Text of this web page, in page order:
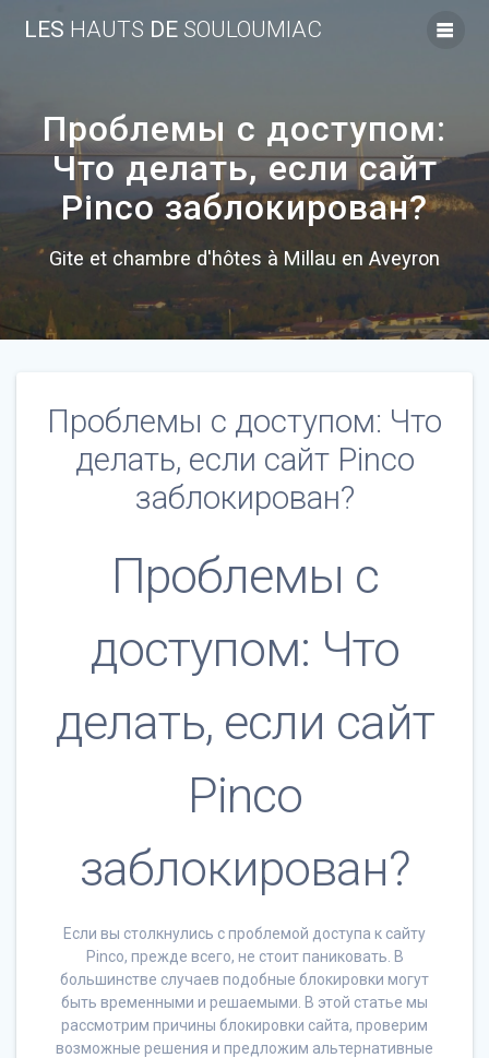
to
LES HAUTS DE SOULOUMIAC
Проблемы с доступом:
Что делать, если сайт
Pinco заблокирован?
Gite et chambre d'hôtes à Millau en Aveyron
Проблемы с доступом: Что
делать, если сайт Pinco
заблокирован?
Проблемы с
доступом: Что
делать, если сайт
Pinco
заблокирован?
Если вы столкнулись с проблемой доступа к сайту
Pinco, прежде всего, не стоит паниковать. В
большинстве случаев подобные блокировки могут
быть временными и решаемыми. В этой статье мы
рассмотрим причины блокировки сайта, проверим
возможные решения и предложим альтернативные